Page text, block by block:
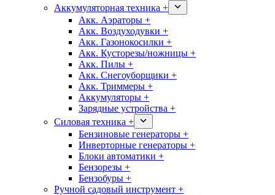
Аккумуляторная техника +
Акк. Аэраторы +
Акк. Воздуходувки +
Акк. Газонокосилки +
Акк. Кусторезы/ножницы +
Акк. Пилы +
Акк. Снегоуборщики +
Акк. Триммеры +
Аккумуляторы +
Зарядные устройства +
Силовая техника +
Бензиновые генераторы +
Инверторные генераторы +
Блоки автоматики +
Бензорезы +
Бензобуры +
Ручной садовый инструмент +